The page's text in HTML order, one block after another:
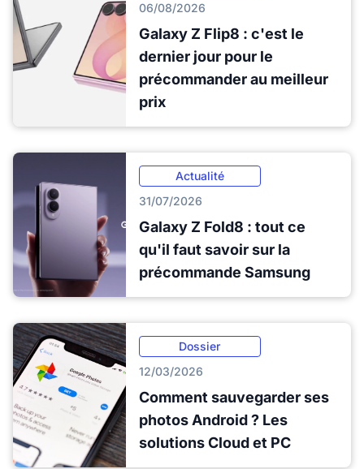
06/08/2026
Galaxy Z Flip8 : c'est le
dernier jour pour le
précommander au meilleur
prix
Actualité
31/07/2026
Galaxy Z Fold8 : tout ce
qu'il faut savoir sur la
précommande Samsung
Dossier
12/03/2026
Comment sauvegarder ses
photos Android ? Les
solutions Cloud et PC